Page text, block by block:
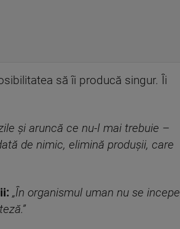
să îi producă singur. Îi
și aruncă ce nu-I mai trebuie –
de nimic, elimină produșii, care
„În organismul uman nu se incepe